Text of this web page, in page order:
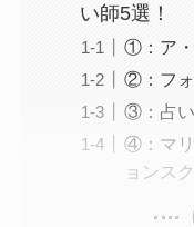
い師5選！
①：ア・
②：フォ
③：占い
④：マリ
ョンス